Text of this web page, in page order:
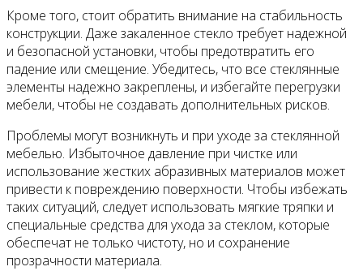
Кроме того, стоит обратить внимание на стабильность
конструкции. Даже закаленное стекло требует надежной
и безопасной установки, чтобы предотвратить его
падение или смещение. Убедитесь, что все стеклянные
элементы надежно закреплены, и избегайте перегрузки
мебели, чтобы не создавать дополнительных рисков.
Проблемы могут возникнуть и при уходе за стеклянной
мебелью. Избыточное давление при чистке или
использование жестких абразивных материалов может
привести к повреждению поверхности. Чтобы избежать
таких ситуаций, следует использовать мягкие тряпки и
специальные средства для ухода за стеклом, которые
обеспечат не только чистоту, но и сохранение
прозрачности материала.